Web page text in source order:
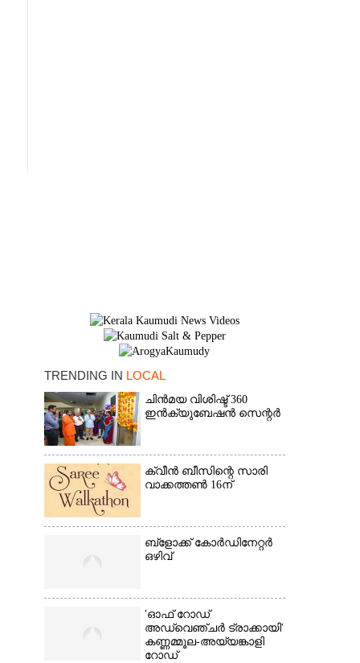
TRENDING IN LOCAL
ചിൻമയ വിശിഷ്ട് 360
ഇൻക്യുബേഷൻ സെന്റർ
ക്വീൻ ബീസിന്റെ സാരി
വാക്കത്തൺ 16ന്
ബ്‌ളോക്ക് കോർഡിനേറ്റർ
ഒഴിവ്
'ഓഫ് റോഡ്
അഡ്വെഞ്ചർ ട്രാക്കായി'
കണ്ണമ്മൂല-അയ്യങ്കാളി
റോഡ്
×